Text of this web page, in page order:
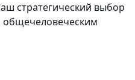
стратегический выбор